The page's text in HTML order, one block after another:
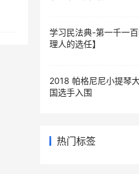
学习民法典-第一千一
理人的选任】
2018 帕格尼尼小提琴
国选手入围
热门标签